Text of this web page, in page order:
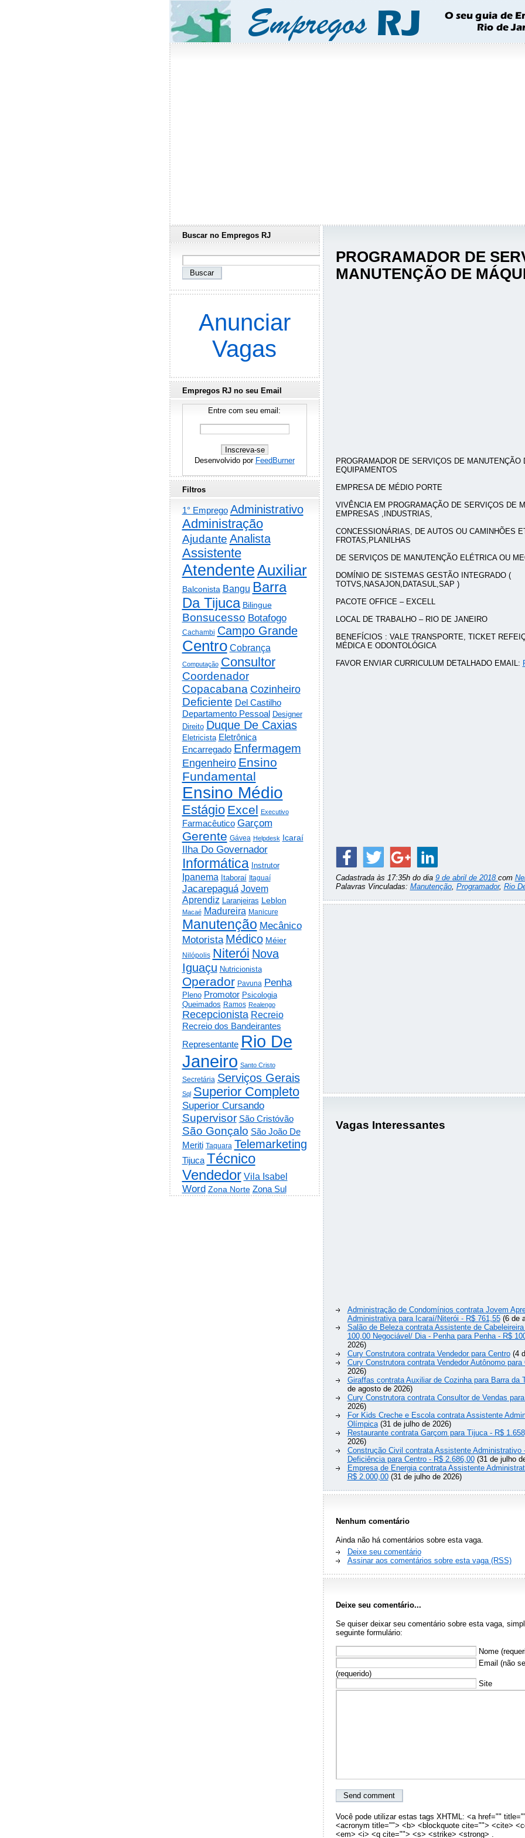
PROGRAMADOR DE
MANUTENÇÃO DE
PROGRAMADOR DE SERVIÇOS DE MANUTENÇÃO
EQUIPAMENTOS
EMPRESA DE MÉDIO PORTE
VIVÊNCIA EM PROGRAMAÇÃO DE SERVIÇOS DE
EMPRESAS ,INDUSTRIAS,
CONCESSIONÁRIAS, DE AUTOS OU CAMINHÕES
FROTAS,PLANILHAS
DE SERVIÇOS DE MANUTENÇÃO ELÉTRICA OU
DOMÍNIO DE SISTEMAS GESTÃO INTEGRADO (
TOTVS,NASAJON,DATASUL,SAP )
PACOTE OFFICE – EXCELL
LOCAL DE TRABALHO – RIO DE JANEIRO
BENEFÍCIOS : VALE TRANSPORTE, TICKET
MÉDICA E ODONTOLÓGICA
FAVOR ENVIAR CURRICULUM DETALHADO EMAIL:
Cadastrada às 17:35h do dia 9 de abril de 2018 com
Palavras Vinculadas: Manutenção, Programador, Rio
Vagas Interessantes
Administração de Condomínios contrata Jovem
Administrativa para Icaraí/Niterói - R$ 761,55(6 de
Salão de Beleza contrata Assistente de
100,00 Negociável/ Dia - Penha para Penha - R$
2026)
Cury Construtora contrata Vendedor para Centro(4
Cury Construtora contrata Vendedor Autônomo para
2026)
Giraffas contrata Auxiliar de Cozinha para Barra da
de agosto de 2026)
Cury Construtora contrata Consultor de Vendas
2026)
For Kids Creche e Escola contrata Assistente
Olímpica(31 de julho de 2026)
Restaurante contrata Garçom para Tijuca - R$
2026)
Construção Civil contrata Assistente Administrativo
Deficiência para Centro - R$ 2.686,00(31 de julho
Empresa de Energia contrata Assistente
R$ 2.000,00(31 de julho de 2026)
Nenhum comentário
Ainda não há comentários sobre esta vaga.
Deixe seu comentário
Assinar aos comentários sobre esta vaga (RSS)
Deixe seu comentário...
Se quiser deixar seu comentário sobre esta vaga,
seguinte formulário:
Nome
Email (não
(requerido)
Site
Você pode utilizar estas tags XHTML: <a href=""
<acronym title=""> <b> <blockquote cite=""> <cite>
<em> <i> <q cite=""> <s> <strike> <strong> .
Buscar no Empregos RJ
Anunciar
Vagas
Empregos RJ no seu Email
Entre com seu email:
Desenvolvido por FeedBurner
Filtros
1° Emprego Administrativo
Administração
Ajudante Analista
Assistente
AtendenteAuxiliar
Balconista Bangu Barra
Da Tijuca Bilingue
Bonsucesso Botafogo
Cachambi Campo Grande
Centro Cobrança
Computação Consultor
Coordenador
Copacabana Cozinheiro
Deficiente Del Castilho
Departamento Pessoal Designer
Direito Duque De Caxias
Eletricista Eletrônica
Encarregado Enfermagem
Engenheiro Ensino
Fundamental
Ensino Médio
Estágio Excel Executivo
Farmacêutico Garçom
Gerente Gávea Helpdesk Icaraí
Ilha Do Governador
Informática Instrutor
Ipanema Itaboraí Itaguaí
Jacarepaguá Jovem
Aprendiz
Laranjeiras Leblon
Macaé Madureira Manicure
Manutenção Mecânico
Motorista Médico Méier
Nilópolis Niterói Nova
Iguaçu Nutricionista
Operador Pavuna Penha
Pleno Promotor Psicologia
Queimados Ramos Realengo
Recepcionista Recreio
Recreio dos Bandeirantes
Representante Rio De
Janeiro Santo Cristo
Secretária Serviços Gerais
Sql Superior Completo
Superior Cursando
Supervisor São Cristóvão
São Gonçalo São João De
Meriti Taquara Telemarketing
Tijuca Técnico
Vendedor Vila Isabel
Word Zona Norte Zona Sul